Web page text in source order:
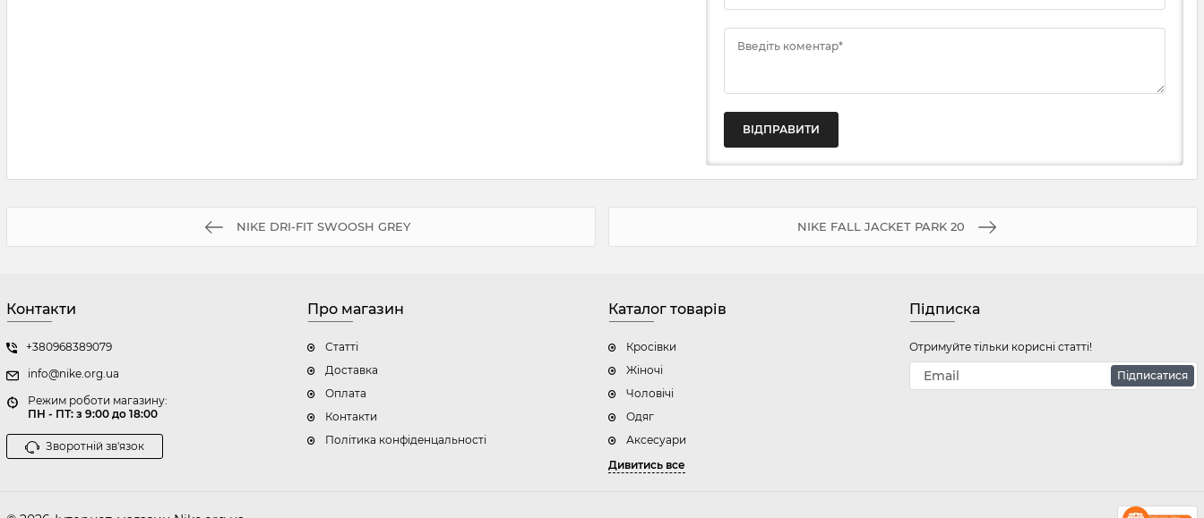
Введіть коментар*
NIKE DRI-FIT SWOOSH GREY NIKE FALL JACKET PARK 20
Контакти
+380968389079
info@nike.org.ua
Режим роботи магазину:
ПН - ПТ: з 9:00 до 18:00
Зворотній зв'язок
Про магазин
Статті
Доставка
Оплата
Контакти
Політика конфіденцальності
Каталог товарів
Кросівки
Жіночі
Чоловічі
Одяг
Аксесуари
Дивитись все
Підписка
Отримуйте тільки корисні статті!
Підписатися